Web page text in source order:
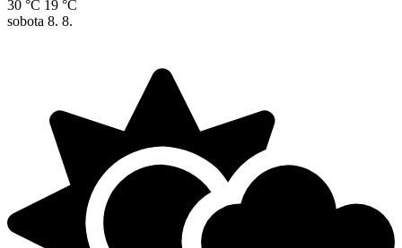
30 °C 19 °C
sobota 8. 8.